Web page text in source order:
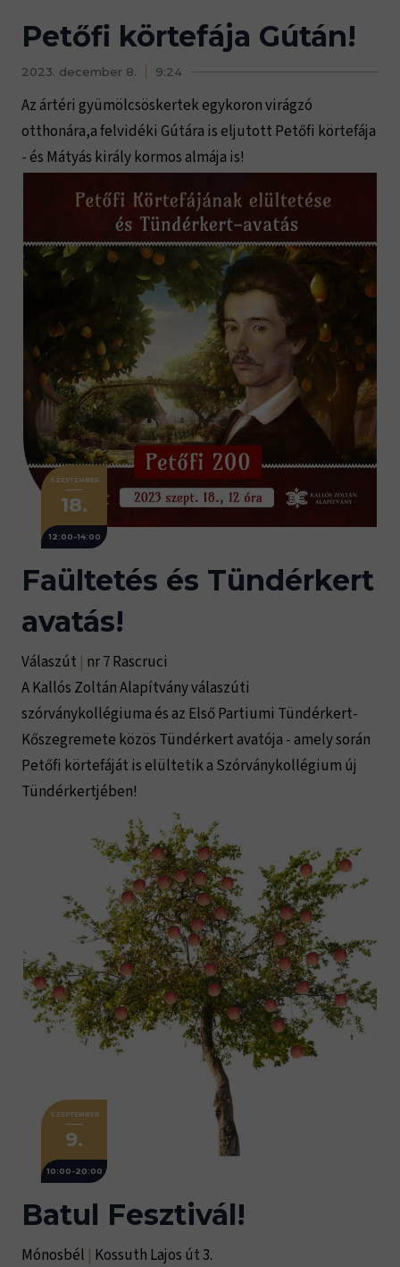
Petőfi körtefája Gútán!
2023. december 8. 9:24
Az ártéri gyümölcsöskertek egykoron virágzó
otthonára,a felvidéki Gútára is eljutott Petőfi körtefája
- és Mátyás király kormos almája is!
SZEPTEMBER
18.
12:00-14:00
Faültetés és Tündérkert
avatás!
Válaszút | nr 7 Rascruci
A Kallós Zoltán Alapítvány válaszúti
szórványkollégiuma és az Első Partiumi Tündérkert-
Kőszegremete közös Tündérkert avatója - amely során
Petőfi körtefáját is elültetik a Szórványkollégium új
Tündérkertjében!
SZEPTEMBER
9.
10:00-20:00
Batul Fesztivál!
Mónosbél | Kossuth Lajos út 3.